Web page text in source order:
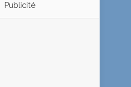
Publicité